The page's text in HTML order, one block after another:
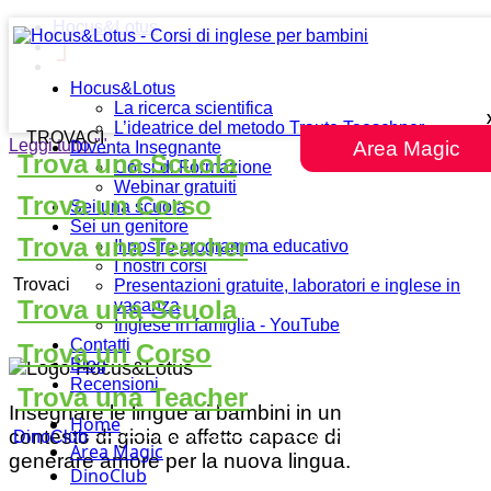
Hocus&Lotus
La ricerca scientifica
L’ideatrice del metodo Traute Taeschner
Diventa Insegnante
Corsi di Formazione
Webinar gratuiti
Sei una scuola
Sei un genitore
Il nostro programma educativo
I nostri corsi
Presentazioni gratuite, laboratori e inglese in
vacanza
Inglese in famiglia - YouTube
Contatti
Blog
Recensioni
Home
Area Magic
DinoClub
Area Magic
TROVACI
Trova una Scuola
Trova un Corso
Trova una Teacher
Trovaci
Trova una Scuola
Trova un Corso
Trova una Teacher
DinoClub
Hocus&Lotus
Leggi tutto""
Insegnare le lingue ai bambini in un
contesto di gioia e affetto capace di
generare amore per la nuova lingua.